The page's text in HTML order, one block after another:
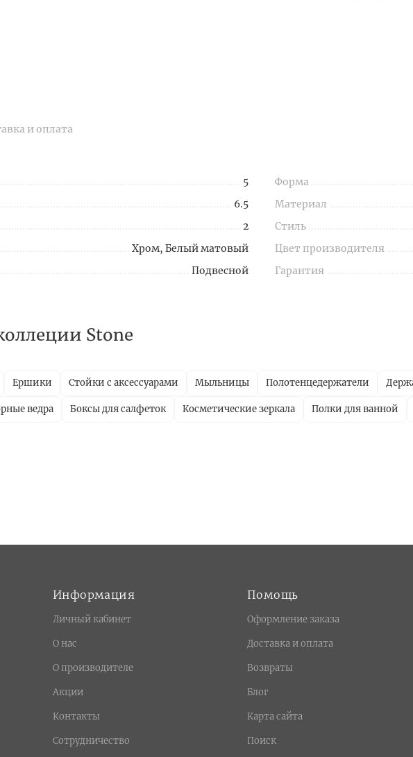
и оплата
5
6.5
2
Хром, Белый матовый
Подвесной
Форма
Материал
Стиль
Цвет производителя
Гарантия
Stone
Ершики Стойки с аксессуарами Мыльницы Полотенцедержатели
ведра Боксы для салфеток Косметические зеркала Полки для ванной
Информация
Личный кабинет
О нас
О производителе
Акции
Контакты
Сотрудничество
Помощь
Оформление заказа
Доставка и оплата
Возвраты
Блог
Карта сайта
Поиск